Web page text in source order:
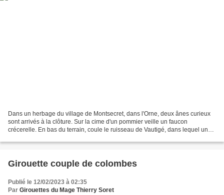
Dans un herbage du village de Montsecret, dans l'Orne, deux ânes curieux
sont arrivés à la clôture. Sur la cime d'un pommier veille un faucon
crécerelle. En bas du terrain, coule le ruisseau de Vautigé, dans lequel une
Girouette couple de colombes
Publié le 12/02/2023 à 02:35
Par Girouettes du Mage Thierry Soret